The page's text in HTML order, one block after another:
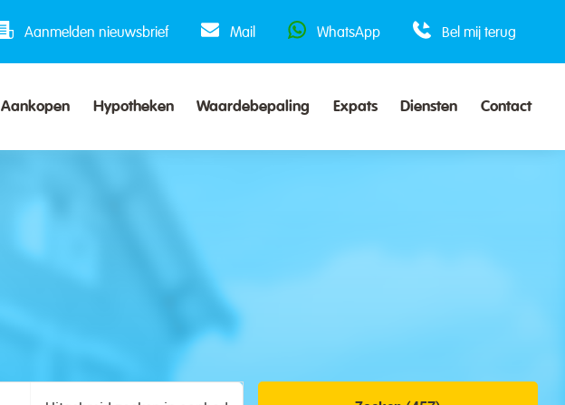
Aanmelden nieuwsbrief Mail WhatsApp Bel mij terug
Aankopen Hypotheken Waardebepaling Expats Diensten Contact